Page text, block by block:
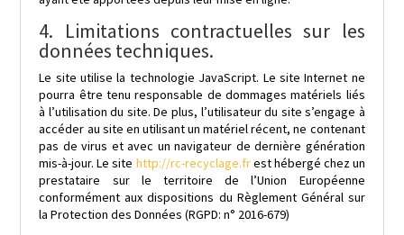
4. Limitations contractuelles sur les
données techniques.
Le site utilise la technologie JavaScript. Le site Internet ne
pourra être tenu responsable de dommages matériels liés
à l’utilisation du site. De plus, l’utilisateur du site s’engage à
accéder au site en utilisant un matériel récent, ne contenant
pas de virus et avec un navigateur de dernière génération
mis-à-jour. Le site http://rc-recyclage.frest hébergé chez un
prestataire sur le territoire de l’Union Européenne
conformément aux dispositions du Règlement Général sur
la Protection des Données (RGPD: n° 2016-679)